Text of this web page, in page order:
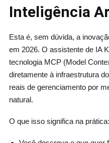
Inteligência
Esta é, sem dúvida, a
em 2026. O assistente de IA
tecnologia MCP (Model
diretamente à infraestrutura
reais de gerenciamento por
natural.
O que isso significa na prática: